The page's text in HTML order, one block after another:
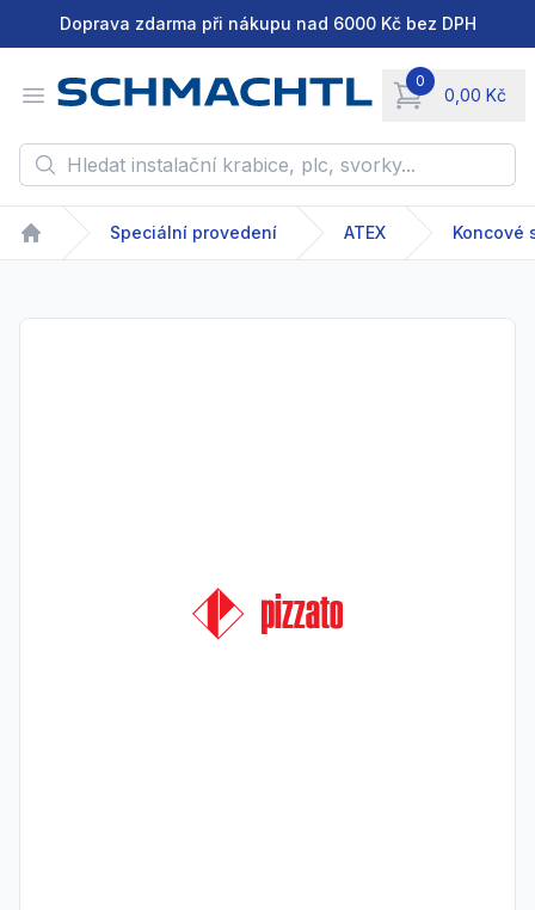
Doprava zdarma při nákupu nad 6000 Kč bez DPH
Open menu
0
0,00 Kč
items in cart,
Hledat instalační krabice, plc, svorky...
Home
Speciální provedení ATEX Koncové